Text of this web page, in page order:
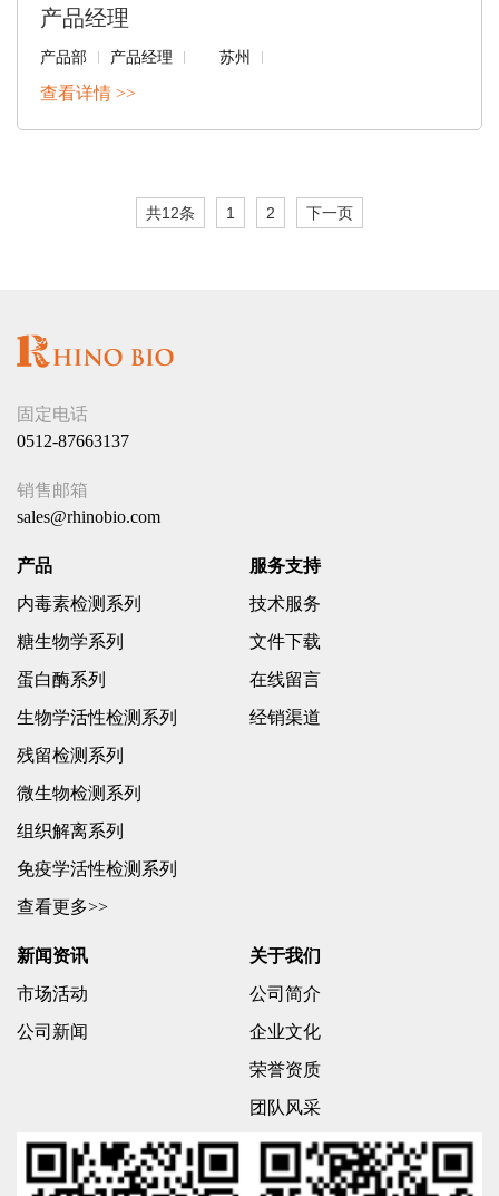
产品经理
产品部 产品经理 苏州
查看详情 >>
共12条 1 2 下一页
固定电话
0512-87663137
销售邮箱
sales@rhinobio.com
产品
内毒素检测系列
糖生物学系列
蛋白酶系列
生物学活性检测系列
残留检测系列
微生物检测系列
组织解离系列
免疫学活性检测系列
查看更多>>
服务支持
技术服务
文件下载
在线留言
经销渠道
新闻资讯
市场活动
公司新闻
关于我们
公司简介
企业文化
荣誉资质
团队风采